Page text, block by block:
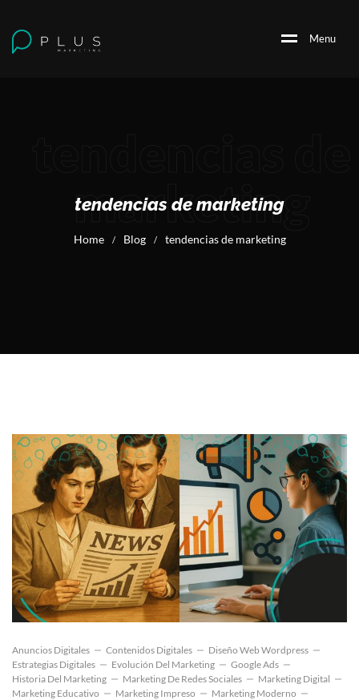
Menu
marketing
tendencias de marketing
Home / Blog / tendencias de marketing
Anuncios Digitales Contenidos Digitales
Diseño Web Wordpress
Estrategias Digitales
Evolución Del Marketing
Google Ads
Historia Del Marketing
Marketing De Redes Sociales
Marketing Digital
Marketing Educativo
Marketing Impreso
Marketing Moderno